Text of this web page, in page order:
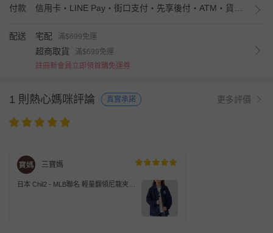
付款
配送 宅配 滿$699免運
超商取貨
滿$699免運
註冊新會員立即領首購免運券
1 則熱心媽咪評論 真實承諾 更多評價
三寶媽
日本 Chil2 - MLB聯名 輕量翻領尼龍夾